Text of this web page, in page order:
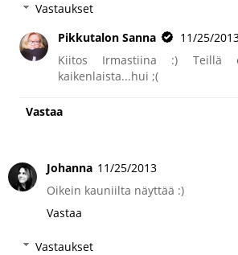
Vastaukset
Pikkutalon Sanna
11/25/
Kiitos Irmastiina :) Teillä
kaikenlaista...hui ;(
Vastaa
Johanna 11/25/2013
Oikein kauniilta näyttää :)
Vastaa
Vastaukset